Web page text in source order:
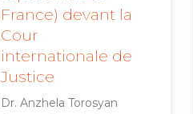
France) devant la
Cour
internationale de
Justice
Dr. Anzhela Torosyan